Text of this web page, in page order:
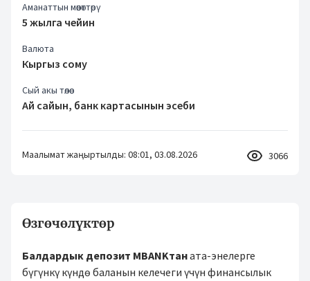
Аманаттын мөөнөттөрү
5 жылга чейин
Валюта
Кыргыз сому
Сый акы төлөө
Ай сайын, банк картасынын эсеби
Маалымат жаңыртылды: 08:01, 03.08.2026 3066
Өзгөчөлүктөр
Балдардык депозит MBANKтаната-энелерге
бүгүнкү күндө баланын келечеги үчүн финансылык